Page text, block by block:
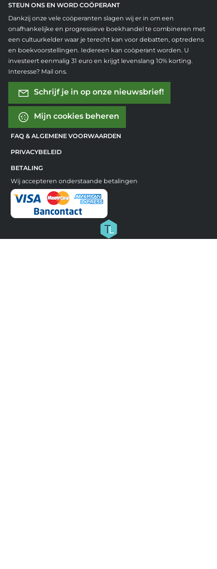
STEUN ONS EN WORD COÖPERANT
Dankzij onze vele coöperanten slagen wij er in om een
onafhankelijke en progressieve boekhandel te combineren met
een cultuurkelder waar je terecht kan voor debatten, optredens
en boekvoorstellingen. Iedereen kan coöperant worden. U
investeert eenmalig 31 euro en krijgt levenslang 10% korting.
Interesse? Mail ons.
Schrijf je in op onze nieuwsbrief!
Mijn cookies beheren
FAQ & ALGEMENE VOORWAARDEN
PRIVACYBELEID
BETALING
Wij accepteren onderstaande betalingen